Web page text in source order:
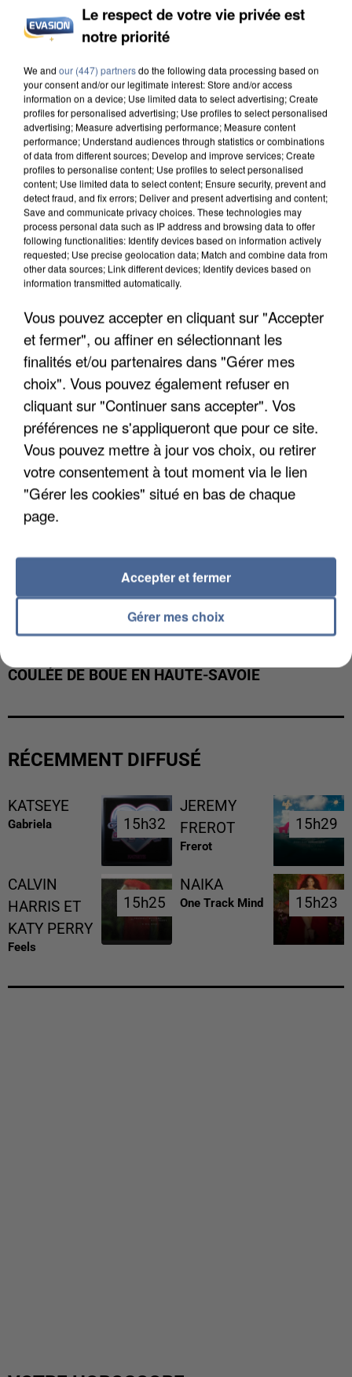
L’UN DES FONDATEURS SUPPOSÉS DE LA DZ
MAFIA INTERPELLÉ EN ALGÉRIE
UN SECOND CADRE DE LA DZ MAFIA
INTERPELLÉ EN ALGÉRIE
COULÉE DE BOUE EN HAUTE-SAVOIE
RÉCEMMENT DIFFUSÉ
KATSEYE
Gabriela 15h32
15h32
JEREMY
FREROT
Frerot
15h29
15h29
CALVIN
HARRIS ET
KATY PERRY
Feels
15h25
15h25
NAIKA
One Track Mind 15h23
15h23
Le respect de votre vie privée est
notre priorité
We and our (447) partnersdo the following data processing based on
your consent and/or our legitimate interest: Store and/or access
information on a device; Use limited data to select advertising; Create
profiles for personalised advertising; Use profiles to select personalised
advertising; Measure advertising performance; Measure content
performance; Understand audiences through statistics or combinations
of data from different sources; Develop and improve services; Create
profiles to personalise content; Use profiles to select personalised
content; Use limited data to select content; Ensure security, prevent and
detect fraud, and fix errors; Deliver and present advertising and content;
Save and communicate privacy choices. These technologies may
process personal data such as IP address and browsing data to offer
following functionalities: Identify devices based on information actively
requested; Use precise geolocation data; Match and combine data from
other data sources; Link different devices; Identify devices based on
information transmitted automatically.
Vous pouvez accepter en cliquant sur "Accepter
et fermer", ou affiner en sélectionnant les
finalités et/ou partenaires dans "Gérer mes
choix". Vous pouvez également refuser en
cliquant sur "Continuer sans accepter". Vos
préférences ne s'appliqueront que pour ce site.
Vous pouvez mettre à jour vos choix, ou retirer
votre consentement à tout moment via le lien
"Gérer les cookies" situé en bas de chaque
page.
Gérer mes choix
Accepter et fermer